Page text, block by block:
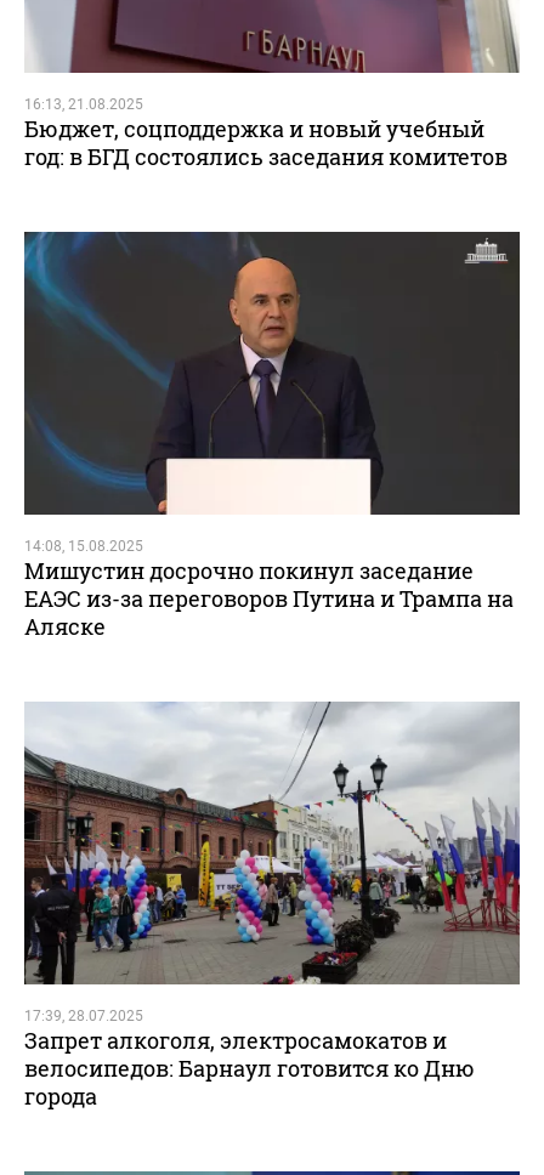
16:13, 21.08.2025
Бюджет, соцподдержка и новый учебный
год: в БГД состоялись заседания комитетов
14:08, 15.08.2025
Мишустин досрочно покинул заседание
ЕАЭС из-за переговоров Путина и Трампа на
Аляске
17:39, 28.07.2025
Запрет алкоголя, электросамокатов и
велосипедов: Барнаул готовится ко Дню
города